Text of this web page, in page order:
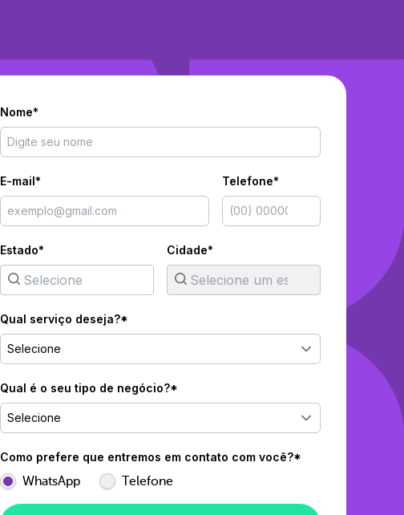
Nome*
E-mail* Telefone*
Estado* Cidade*
Qual serviço deseja?*
Selecione
Qual é o seu tipo de negócio?*
Selecione
Como prefere que entremos em contato com você?*
WhatsApp Telefone